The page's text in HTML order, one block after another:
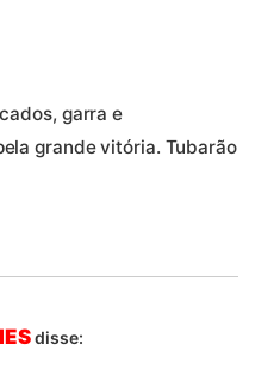
garra e
grande vitória. Tubarão
disse: